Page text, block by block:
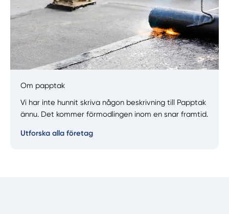
Få hjälp
Om papptak
Vi har inte hunnit skriva någon beskrivning till Papptak
ännu. Det kommer förmodlingen inom en snar framtid.
Utforska alla företag